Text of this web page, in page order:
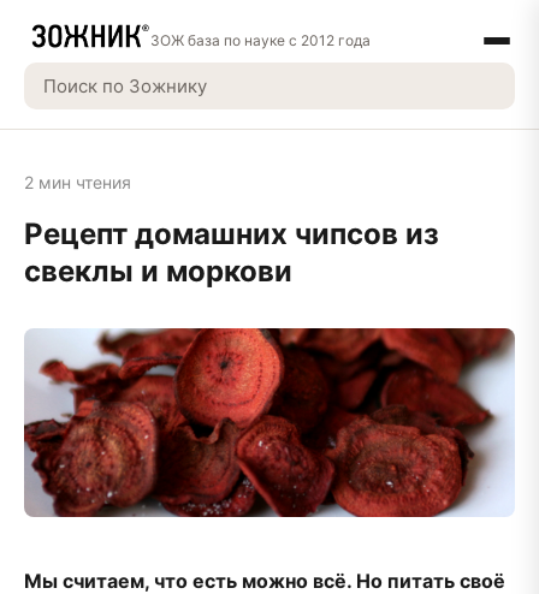
ЗОЖ база по науке с 2012 года
2 мин чтения
Рецепт домашних чипсов из
свеклы и моркови
Мы считаем, что есть можно всё. Но питать своё